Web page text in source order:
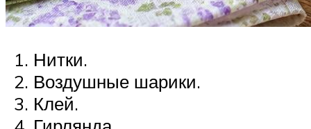
Нитки.
Воздушные шарики.
Клей.